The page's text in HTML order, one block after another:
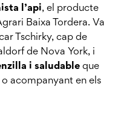
l’api, el producte
Baixa Tordera. Va
Tschirky, cap de
de Nova York, i
i saludableque
acompanyant en els